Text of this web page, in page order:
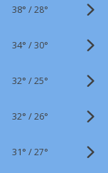
38° /28°
34° /30°
32° /25°
32° /26°
31° /27°